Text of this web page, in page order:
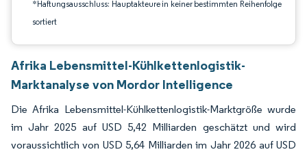
*Haftungsausschluss: Hauptakteure in keiner bestimmten Reihenfolge
sortiert
Afrika Lebensmittel-Kühlkettenlogistik-
Marktanalyse von Mordor Intelligence
Die Afrika Lebensmittel-Kühlkettenlogistik-Marktgröße wurde
im Jahr 2025 auf USD 5,42 Milliarden geschätzt und wird
voraussichtlich von USD 5,64 Milliarden im Jahr 2026 auf USD